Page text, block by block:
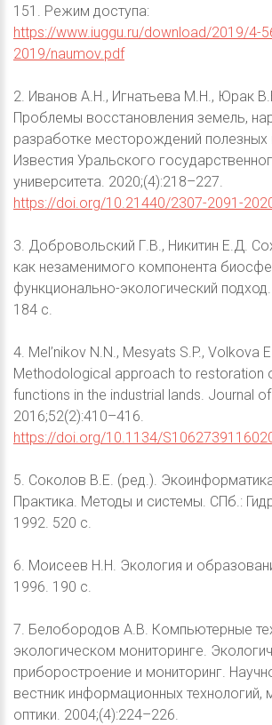
151. Режим доступа:
https://www.iuggu.ru/download/2019/4-
2019/naumov.pdf
2. Иванов А.Н., Игнатьева М.Н., Юрак
Проблемы восстановления земель,
разработке месторождений
Известия Уральского
университета. 2020;(4):218–227.
https://doi.org/10.21440/2307-2091-
3. Добровольский Г.В., Никитин Е.Д.
как незаменимого компонента
функционально-экологический
184 с.
4. Mel’nikov N.N., Mesyats S.P., Volkova
Methodological approach to restoration
functions in the industrial lands. Journal
2016;52(2):410–416.
https://doi.org/10.1134/
5. Соколов В.Е. (ред.).
Практика. Методы и системы. СПб.:
1992. 520 с.
6. Моисеев Н.Н. Экология и
1996. 190 с.
7. Белобородов А.В. Компьютерные
экологическом мониторинге.
приборостроение и мониторинг.
вестник информационных технологий,
оптики. 2004;(4):224–226.